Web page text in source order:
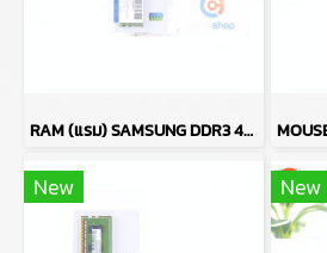
RAM (แรม) SAMSUNG DDR3 4GB (4GBX1) 1600MHz 8CHIP (ของใหม่) P17764
New New